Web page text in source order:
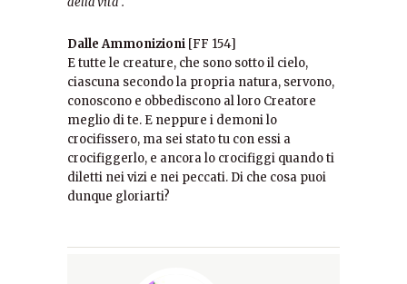
Dalle Ammonizioni [FF 154]
E tutte le creature, che sono sotto il cielo,
ciascuna secondo la propria natura, servono,
conoscono e obbediscono al loro Creatore
meglio di te. E neppure i demoni lo
crocifissero, ma sei stato tu con essi a
crocifiggerlo, e ancora lo crocifiggi quando ti
diletti nei vizi e nei peccati. Di che cosa puoi
dunque gloriarti?